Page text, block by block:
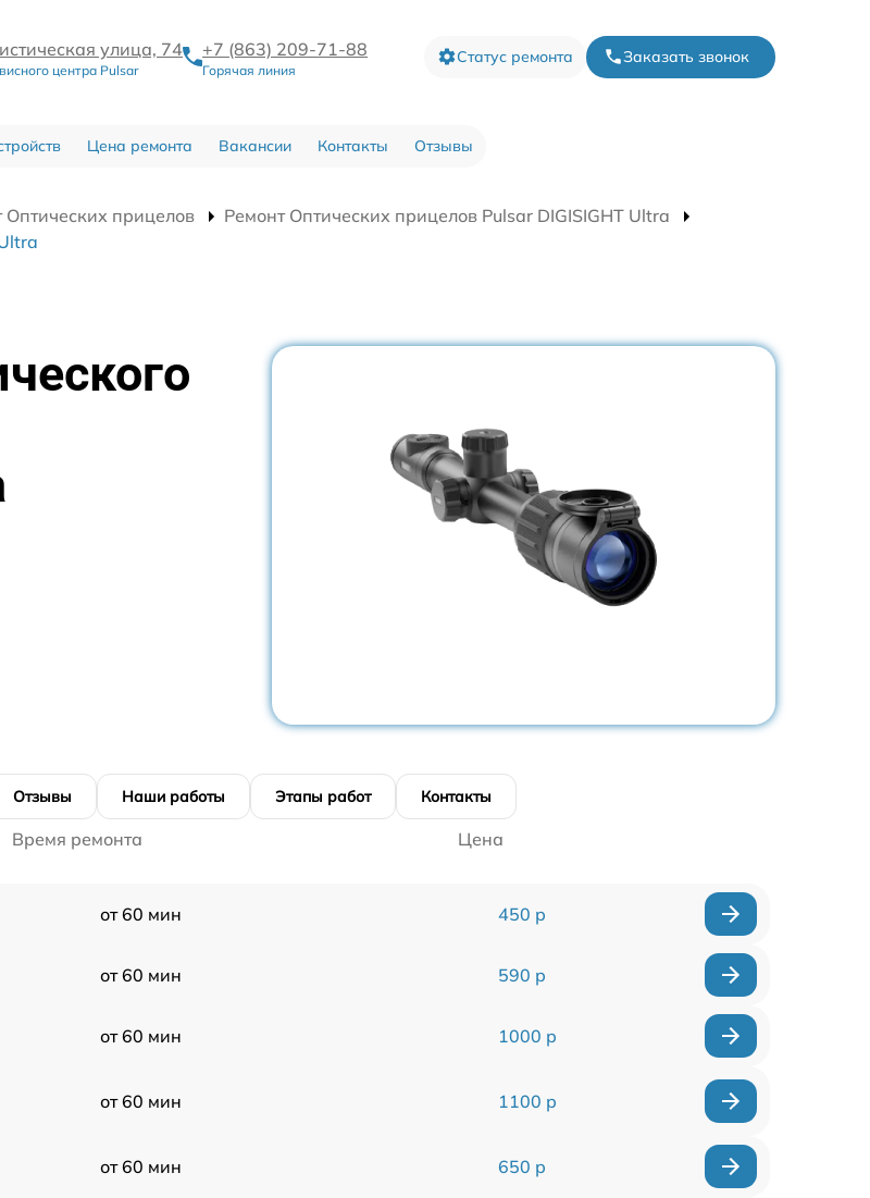
улица, 74
центра Pulsar
+7 (863) 209-71-88
Горячая линия
Статус ремонта Заказать звонок
Цена ремонта Вакансии Контакты Отзывы
Оптических прицелов
Ремонт Оптических прицелов Pulsar DIGISIGHT Ultra
Отзывы Наши работы Этапы работ Контакты
Время ремонта Цена
от 60 мин 450 р
от 60 мин 590 р
от 60 мин 1000 р
от 60 мин 1100 р
от 60 мин 650 р